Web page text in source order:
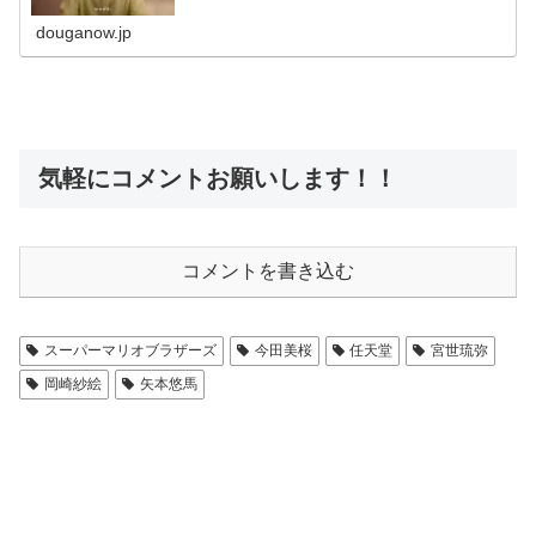
douganow.jp
気軽にコメントお願いします！！
コメントを書き込む
スーパーマリオブラザーズ 今田美桜 任天堂
宮世琉弥
岡崎紗絵
矢本悠馬